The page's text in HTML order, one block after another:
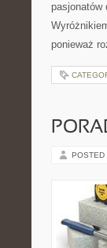
pasjonatów
ponieważ
POSTED